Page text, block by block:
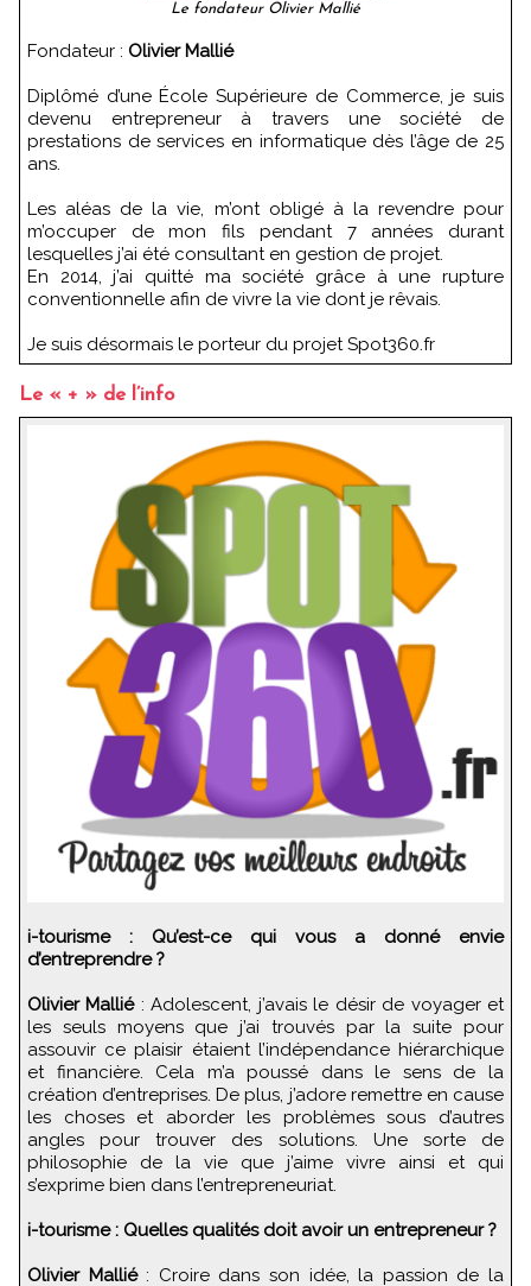
Le fondateur Olivier Mallié
Fondateur : Olivier Mallié
Diplômé d’une École Supérieure de Commerce, je suis
devenu entrepreneur à travers une société de
prestations de services en informatique dès l’âge de 25
ans.
Les aléas de la vie, m’ont obligé à la revendre pour
m’occuper de mon fils pendant 7 années durant
lesquelles j’ai été consultant en gestion de projet.
En 2014, j’ai quitté ma société grâce à une rupture
conventionnelle afin de vivre la vie dont je rêvais.
Je suis désormais le porteur du projet Spot360.fr
Le « + » de l’info
i-tourisme : Qu’est-ce qui vous a donné envie
d’entreprendre ?
Olivier Mallié: Adolescent, j’avais le désir de voyager et
les seuls moyens que j’ai trouvés par la suite pour
assouvir ce plaisir étaient l’indépendance hiérarchique
et financière. Cela m’a poussé dans le sens de la
création d’entreprises. De plus, j’adore remettre en cause
les choses et aborder les problèmes sous d’autres
angles pour trouver des solutions. Une sorte de
philosophie de la vie que j’aime vivre ainsi et qui
s’exprime bien dans l’entrepreneuriat.
i-tourisme : Quelles qualités doit avoir un entrepreneur ?
Olivier Mallié: Croire dans son idée, la passion de la